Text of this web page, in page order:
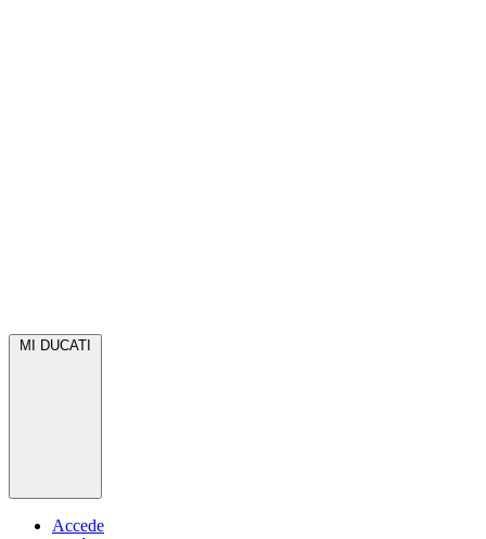
MI DUCATI
Accede